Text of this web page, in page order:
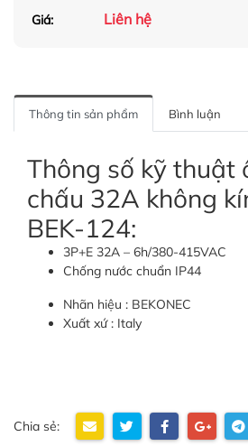
Giá: Liên hệ
Thông tin sản phẩm Bình luận
Thông số kỹ thuật
chấu 32A không
BEK-124:
3P+E 32A – 6h/380-415VAC
Chống nước chuẩn IP44
Nhãn hiệu : BEKONEC
Xuất xứ : Italy
Chia sẻ: